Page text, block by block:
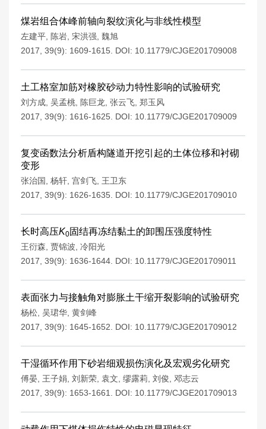
煤岩组合体峰前轴向裂纹演化与非线性模型
左建平 陈岩 宋洪强 魏旭
2017, 39(9): 1609-1615.
DOI: 10.11779/CJGE201709008
土工格室加筋对橡胶砂动力特性影响的试验研究
刘方成 吴孟桃 陈巨龙 张云飞 郑玉风
2017, 39(9): 1616-1625.
DOI: 10.11779/CJGE201709009
复变函数法分析盾构隧道开挖引起的土体位移和衬砌
变形
张治国 杨轩 宫剑飞 王卫东
2017, 39(9): 1626-1635.
DOI: 10.11779/CJGE201709010
长时高压K0固结再冻结黏土的卸围压强度特性
王衍森 贾锦波 冷阳光
2017, 39(9): 1636-1644. DOI: 10.11779/CJGE201709011
表面张力与接触角对膨胀土干缩开裂影响的试验研究
杨松 吴珺华 黄剑峰
2017, 39(9): 1645-1652.
DOI: 10.11779/CJGE201709012
干湿循环作用下砂岩细观损伤演化及宏观劣化研究
傅晏 王子娟 刘新荣 袁文 缪露莉 刘俊
邓志云
2017, 39(9): 1653-1661.
DOI: 10.11779/CJGE201709013